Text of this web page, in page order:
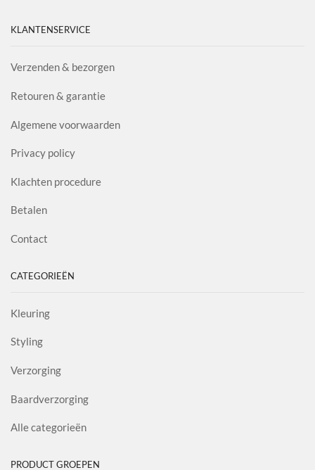
KLANTENSERVICE
Verzenden & bezorgen
Retouren & garantie
Algemene voorwaarden
Privacy policy
Klachten procedure
Betalen
Contact
CATEGORIEËN
Kleuring
Styling
Verzorging
Baardverzorging
Alle categorieën
PRODUCT GROEPEN